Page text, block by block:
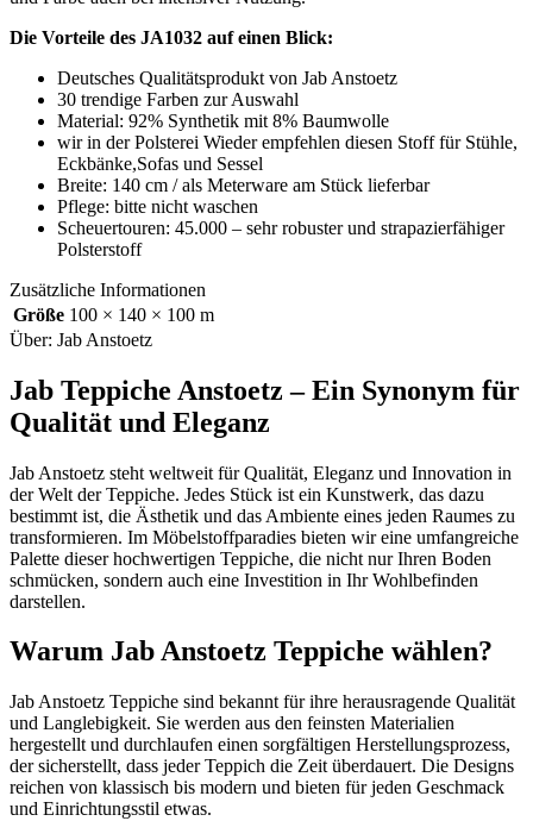
Die Vorteile des JA1032 auf einen Blick:
Deutsches Qualitätsprodukt von Jab Anstoetz
30 trendige Farben zur Auswahl
Material: 92% Synthetik mit 8% Baumwolle
wir in der Polsterei Wieder empfehlen diesen Stoff für Stühle,
Eckbänke,Sofas und Sessel
Breite: 140 cm / als Meterware am Stück lieferbar
Pflege: bitte nicht waschen
Scheuertouren: 45.000 – sehr robuster und strapazierfähiger
Polsterstoff
Zusätzliche Informationen
Größe 100 × 140 × 100 m
Über: Jab Anstoetz
Jab Teppiche Anstoetz – Ein Synonym für
Qualität und Eleganz
Jab Anstoetz steht weltweit für Qualität, Eleganz und Innovation in
der Welt der Teppiche. Jedes Stück ist ein Kunstwerk, das dazu
bestimmt ist, die Ästhetik und das Ambiente eines jeden Raumes zu
transformieren. Im Möbelstoffparadies bieten wir eine umfangreiche
Palette dieser hochwertigen Teppiche, die nicht nur Ihren Boden
schmücken, sondern auch eine Investition in Ihr Wohlbefinden
darstellen.
Warum Jab Anstoetz Teppiche wählen?
Jab Anstoetz Teppiche sind bekannt für ihre herausragende Qualität
und Langlebigkeit. Sie werden aus den feinsten Materialien
hergestellt und durchlaufen einen sorgfältigen Herstellungsprozess,
der sicherstellt, dass jeder Teppich die Zeit überdauert. Die Designs
reichen von klassisch bis modern und bieten für jeden Geschmack
und Einrichtungsstil etwas.